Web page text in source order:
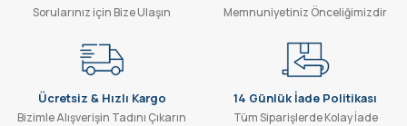
Sorularınız için Bize Ulaşın Memnuniyetiniz Önceliğimizdir
Ücretsiz & Hızlı Kargo
Bizimle Alışverişin Tadını Çıkarın
14 Günlük İade Politikası
Tüm Siparişlerde Kolay İade